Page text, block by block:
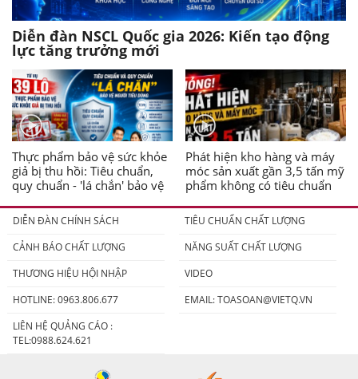
Diễn đàn NSCL Quốc gia 2026: Kiến tạo động
lực tăng trưởng mới
Thực phẩm bảo vệ sức khỏe
giả bị thu hồi: Tiêu chuẩn,
quy chuẩn - 'lá chắn' bảo vệ
Phát hiện kho hàng và máy
móc sản xuất gần 3,5 tấn mỹ
phẩm không có tiêu chuẩn
DIỄN ĐÀN CHÍNH SÁCH
TIÊU CHUẨN CHẤT LƯỢNG
CẢNH BÁO CHẤT LƯỢNG
NĂNG SUẤT CHẤT LƯỢNG
THƯƠNG HIỆU HỘI NHẬP
VIDEO
HOTLINE: 0963.806.677
EMAIL:TOASOAN@VIETQ.VN
LIÊN HỆ QUẢNG CÁO :
TEL:0988.624.621